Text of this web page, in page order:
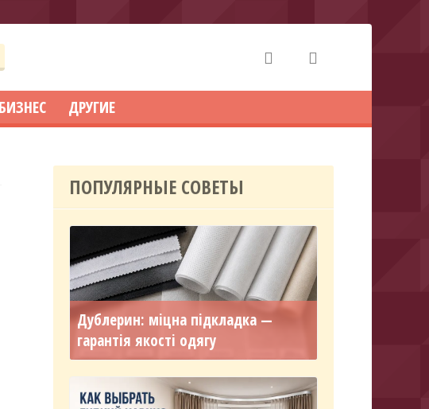
БИЗНЕС ДРУГИЕ
ПОПУЛЯРНЫЕ СОВЕТЫ
Дублерин: міцна підкладка —
гарантія якості одягу